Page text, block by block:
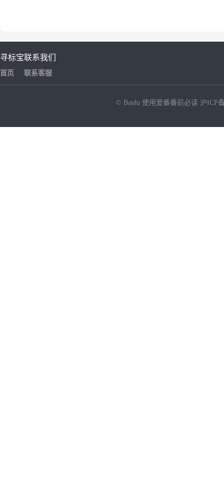
寻标宝
首页
联系我们
联系客服
© Baidu 使用爱番番前必读 沪ICP